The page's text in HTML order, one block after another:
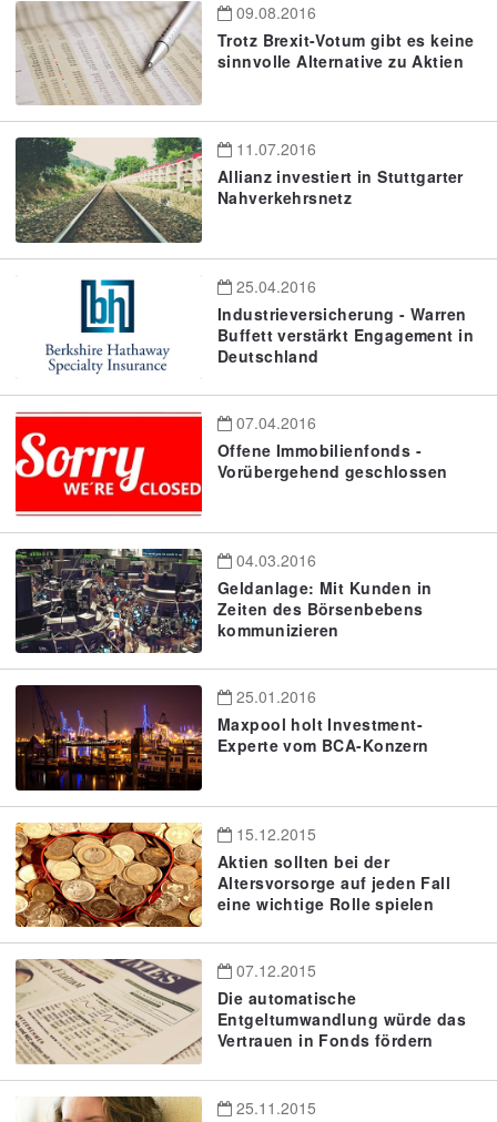
09.08.2016
Trotz Brexit-Votum gibt es keine
sinnvolle Alternative zu Aktien
11.07.2016
Allianz investiert in Stuttgarter
Nahverkehrsnetz
25.04.2016
Industrieversicherung - Warren
Buffett verstärkt Engagement in
Deutschland
07.04.2016
Offene Immobilienfonds -
Vorübergehend geschlossen
04.03.2016
Geldanlage: Mit Kunden in
Zeiten des Börsenbebens
kommunizieren
25.01.2016
Maxpool holt Investment-
Experte vom BCA-Konzern
15.12.2015
Aktien sollten bei der
Altersvorsorge auf jeden Fall
eine wichtige Rolle spielen
07.12.2015
Die automatische
Entgeltumwandlung würde das
Vertrauen in Fonds fördern
25.11.2015